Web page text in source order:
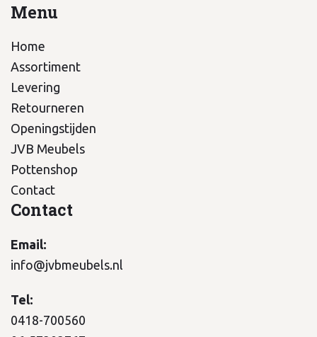
Menu
Home
Assortiment
Levering
Retourneren
Openingstijden
JVB Meubels
Pottenshop
Contact
Contact
Email:
info@jvbmeubels.nl
Tel:
0418-700560